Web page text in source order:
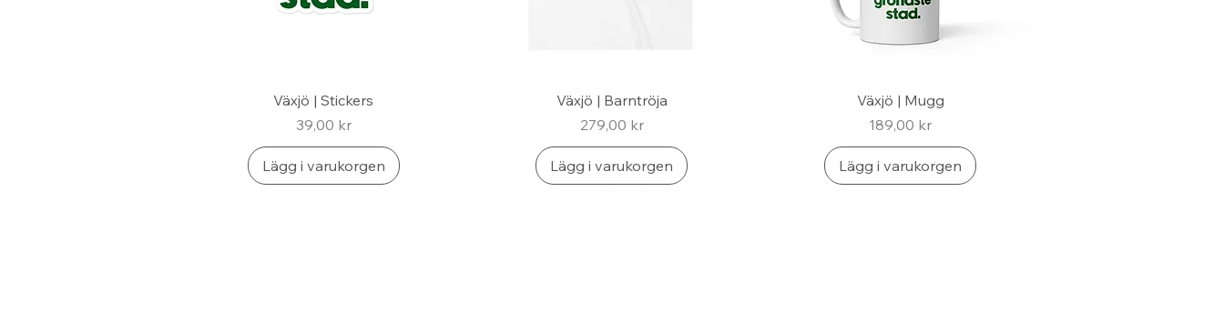
Växjö | Stickers
Pris
39,00 kr
Lägg i varukorgen
Växjö | Barntröja
Pris
279,00 kr
Lägg i varukorgen
Växjö | Mugg
Pris
189,00 kr
Lägg i varukorgen